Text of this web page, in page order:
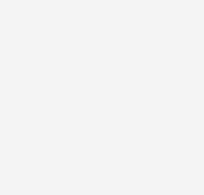
Plattform
Blend- und
Generation
im Jahresdurchschnitt